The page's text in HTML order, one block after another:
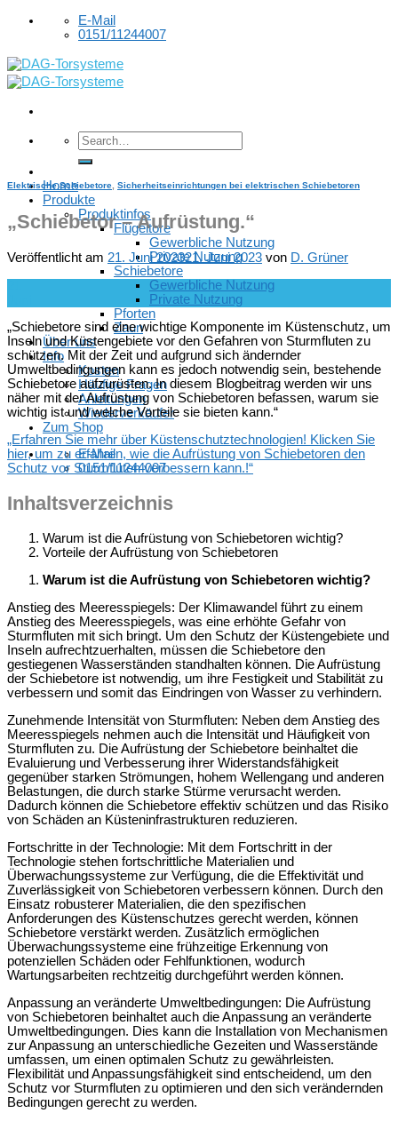
Skip
E-Mail
0151/11244007
Home
Produkte
Produktinfos
Flügeltore
Gewerbliche Nutzung
Private Nutzung
Schiebetore
Gewerbliche Nutzung
Private Nutzung
Pforten
Zaun
Über uns
Info
Kosten
Häufige Fragen
Anleitungen
Wiederverkäufer
Zum Shop
E-Mail
0151/11244007
Elektrische Schiebetore Sicherheitseinrichtungen bei elektrischen Schiebetoren
„Schiebetor – Aufrüstung.“
Veröffentlicht am 21. Juni 202321. Juni 2023 von D. Grüner
„Schiebetore sind eine wichtige Komponente im Küstenschutz, um
Inseln und Küstengebiete vor den Gefahren von Sturmfluten zu
schützen. Mit der Zeit und aufgrund sich ändernder
Umweltbedingungen kann es jedoch notwendig sein, bestehende
Schiebetore aufzurüsten. In diesem Blogbeitrag werden wir uns
näher mit der Aufrüstung von Schiebetoren befassen, warum sie
wichtig ist und welche Vorteile sie bieten kann.“
„Erfahren Sie mehr über Küstenschutztechnologien! Klicken Sie
hier, um zu erfahren, wie die Aufrüstung von Schiebetoren den
Schutz vor Sturmfluten verbessern kann.!“
Inhaltsverzeichnis
Warum ist die Aufrüstung von Schiebetoren wichtig?
Vorteile der Aufrüstung von Schiebetoren
Warum ist die Aufrüstung von Schiebetoren wichtig?
Anstieg des Meeresspiegels: Der Klimawandel führt zu einem
Anstieg des Meeresspiegels, was eine erhöhte Gefahr von
Sturmfluten mit sich bringt. Um den Schutz der Küstengebiete und
Inseln aufrechtzuerhalten, müssen die Schiebetore den
gestiegenen Wasserständen standhalten können. Die Aufrüstung
der Schiebetore ist notwendig, um ihre Festigkeit und Stabilität zu
verbessern und somit das Eindringen von Wasser zu verhindern.
Zunehmende Intensität von Sturmfluten: Neben dem Anstieg des
Meeresspiegels nehmen auch die Intensität und Häufigkeit von
Sturmfluten zu. Die Aufrüstung der Schiebetore beinhaltet die
Evaluierung und Verbesserung ihrer Widerstandsfähigkeit
gegenüber starken Strömungen, hohem Wellengang und anderen
Belastungen, die durch starke Stürme verursacht werden.
Dadurch können die Schiebetore effektiv schützen und das Risiko
von Schäden an Küsteninfrastrukturen reduzieren.
Fortschritte in der Technologie: Mit dem Fortschritt in der
Technologie stehen fortschrittliche Materialien und
Überwachungssysteme zur Verfügung, die die Effektivität und
Zuverlässigkeit von Schiebetoren verbessern können. Durch den
Einsatz robusterer Materialien, die den spezifischen
Anforderungen des Küstenschutzes gerecht werden, können
Schiebetore verstärkt werden. Zusätzlich ermöglichen
Überwachungssysteme eine frühzeitige Erkennung von
potenziellen Schäden oder Fehlfunktionen, wodurch
Wartungsarbeiten rechtzeitig durchgeführt werden können.
Anpassung an veränderte Umweltbedingungen: Die Aufrüstung
von Schiebetoren beinhaltet auch die Anpassung an veränderte
Umweltbedingungen. Dies kann die Installation von Mechanismen
zur Anpassung an unterschiedliche Gezeiten und Wasserstände
umfassen, um einen optimalen Schutz zu gewährleisten.
Flexibilität und Anpassungsfähigkeit sind entscheidend, um den
Schutz vor Sturmfluten zu optimieren und den sich verändernden
Bedingungen gerecht zu werden.